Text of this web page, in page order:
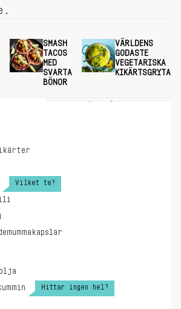
SMASH
TACOS
MED
SVARTA
BÖNOR
VÄRLDENS
GODASTE
VEGETARISKA
KIKÄRTSGRYTA
Vilket te?
Hittar ingen hel?